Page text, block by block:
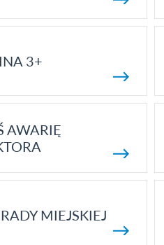
3+
AWARIĘ
MIEJSKIEJ